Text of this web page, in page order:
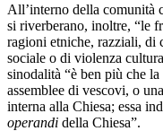
All’interno della comunità
si riverberano, inoltre, “le
ragioni etniche, razziali, di
sociale o di violenza
sinodalità “è ben più che
assemblee di vescovi, o
interna alla Chiesa; essa
operandi della Chiesa”.